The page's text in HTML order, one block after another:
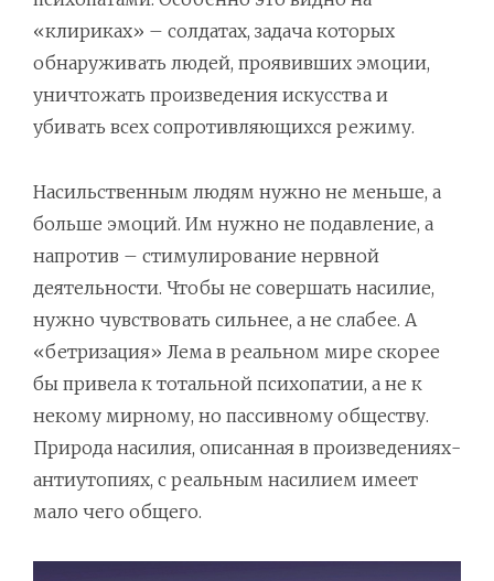
«клириках» – солдатах, задача которых
обнаруживать людей, проявивших эмоции,
уничтожать произведения искусства и
убивать всех сопротивляющихся режиму.
Насильственным людям нужно не меньше, а
больше эмоций. Им нужно не подавление, а
напротив – стимулирование нервной
деятельности. Чтобы не совершать насилие,
нужно чувствовать сильнее, а не слабее. А
«бетризация» Лема в реальном мире скорее
бы привела к тотальной психопатии, а не к
некому мирному, но пассивному обществу.
Природа насилия, описанная в произведениях-
антиутопиях, с реальным насилием имеет
мало чего общего.